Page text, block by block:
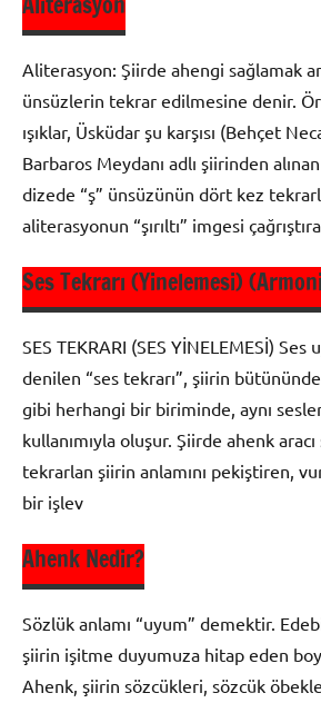
Şiir
Bilgisi
Aliterasyon: Şiirde ahengi sağlamak
ünsüzlerin tekrar edilmesine denir.
ışıklar, Üsküdar şu karşısı (Behçet
Barbaros Meydanı adlı şiirinden
dizede “ş” ünsüzünün dört kez
aliterasyonun “şırıltı” imgesi
Şiir
Ses Tekrarı (Yinelemesi)
SES TEKRARI (SES YİNELEMESİ)
denilen “ses tekrarı”, şiirin
gibi herhangi bir biriminde, aynı
kullanımıyla oluşur. Şiirde ahenk aracı
tekrarlan şiirin anlamını pekiştiren,
bir işlev
Şiir
Bilgisi
Ahenk Nedir?
Sözlük anlamı “uyum” demektir.
şiirin işitme duyumuza hitap eden
Ahenk, şiirin sözcükleri, sözcük